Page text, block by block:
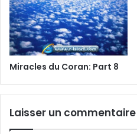
Miracles du Coran: Part 8
Laisser un commentaire